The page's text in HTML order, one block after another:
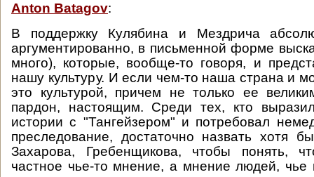
Anton Batagov:
В поддержку Кулябина и Мездрича
аргументированно, в письменной форме
много), которые, вообще-то говоря, и
нашу культуру. И если чем-то наша страна и
это культурой, причем не только ее
пардон, настоящим. Среди тех, кто
истории с "Тангейзером" и потребовал
преследование, достаточно назвать хотя
Захарова, Гребенщикова, чтобы понять,
частное чье-то мнение, а мнение людей, чье